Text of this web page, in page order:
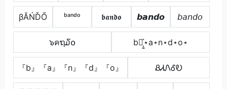
βĂŃĎŐ ᵇᵃⁿᵈᵒ 𝖇𝖆𝖓𝖉𝖔 𝙗𝙖𝙣𝙙𝙤 𝘣𝘢𝘯𝘥𝘰
๖คຖ໓໐ b⋆͎͍͐⋆a⋆n⋆d⋆o⋆
『b』『a』『n』『d』『o』 ᏰᏗᏁᎴᎧ